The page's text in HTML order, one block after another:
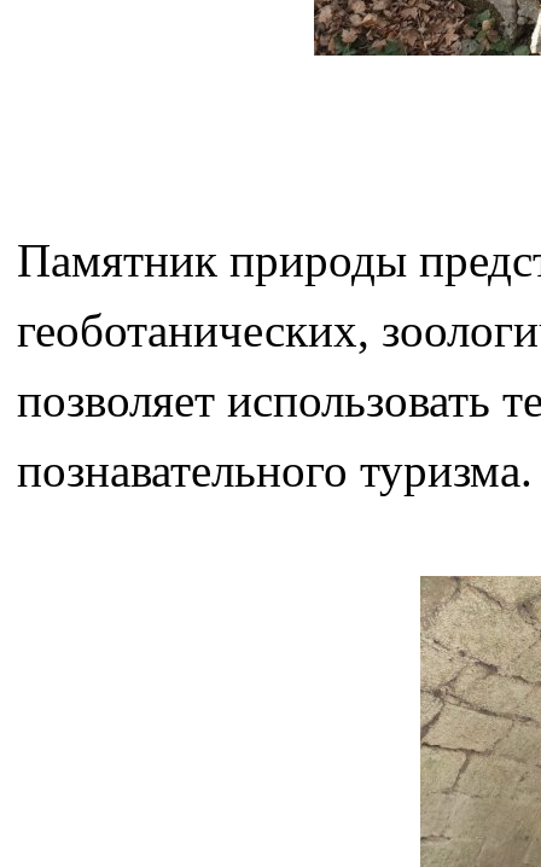
Памятник природы
геоботанических,
позволяет использовать
познавательного туризма.